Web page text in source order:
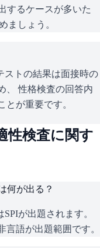
するケースが多いた
ましょう。
ストの結果は面接時の
、 性格検査の回答内
が重要です。
性検査に関す
何が出る？
が出題されます。
語が出題範囲です。